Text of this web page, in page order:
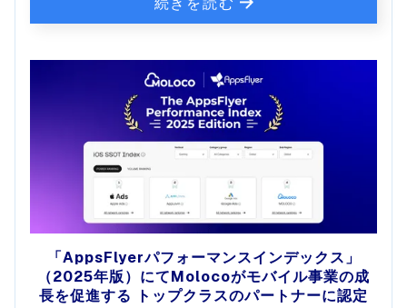
「AppsFlyerパフォーマンスインデックス」
（2025年版）にてMolocoがモバイル事業の成
長を促進する トップクラスのパートナーに認定